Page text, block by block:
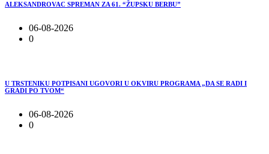
ALEKSANDROVAC SPREMAN ZA 61. “ŽUPSKU BERBU”
06-08-2026
0
U TRSTENIKU POTPISANI UGOVORI U OKVIRU PROGRAMA „DA SE RADI I
GRADI PO TVOM“
06-08-2026
0